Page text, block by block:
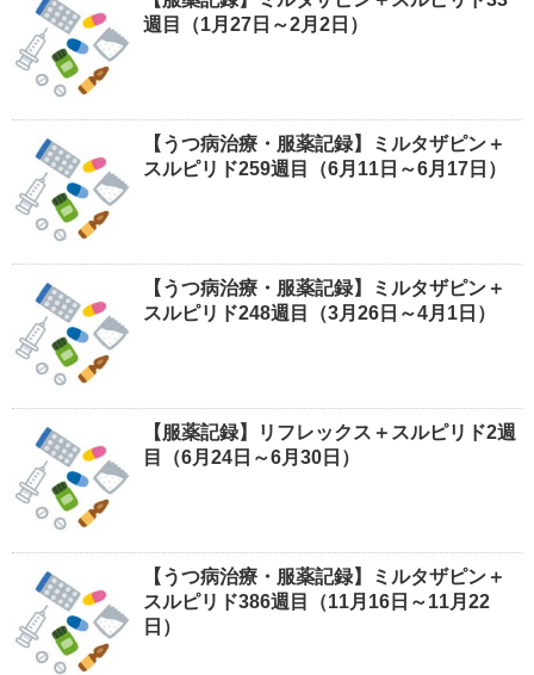
週目（1月27日～2月2日）
【うつ病治療・服薬記録】ミルタザピン＋
スルピリド259週目（6月11日～6月17日）
【うつ病治療・服薬記録】ミルタザピン＋
スルピリド248週目（3月26日～4月1日）
【服薬記録】リフレックス＋スルピリド2週
目（6月24日～6月30日）
【うつ病治療・服薬記録】ミルタザピン＋
スルピリド386週目（11月16日～11月22
日）